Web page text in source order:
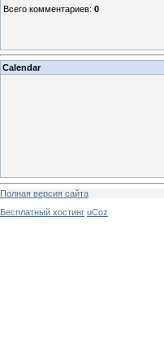
Всего комментариев: 0
Calendar
Полная версия сайта
Бесплатный хостинг uCoz